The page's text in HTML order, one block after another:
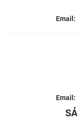
Email:
Email: